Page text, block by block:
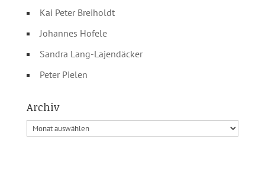
Kai Peter Breiholdt
Johannes Hofele
Sandra Lang-Lajendäcker
Peter Pielen
Archiv